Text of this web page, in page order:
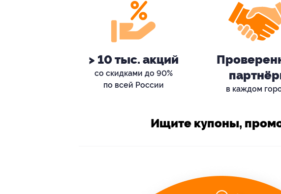
> 10 тыс. акций
со скидками до 90%
по всей России
в каждом
Ищите купоны,